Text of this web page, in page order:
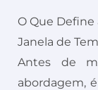
O Que
Janela de
Antes de
abordagem,